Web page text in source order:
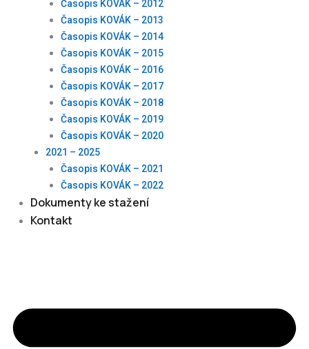
Časopis KOVÁK – 2012
Časopis KOVÁK – 2013
Časopis KOVÁK – 2014
Časopis KOVÁK – 2015
Časopis KOVÁK – 2016
Časopis KOVÁK – 2017
Časopis KOVÁK – 2018
Časopis KOVÁK – 2019
Časopis KOVÁK – 2020
2021 – 2025
Časopis KOVÁK – 2021
Časopis KOVÁK – 2022
Dokumenty ke stažení
Kontakt